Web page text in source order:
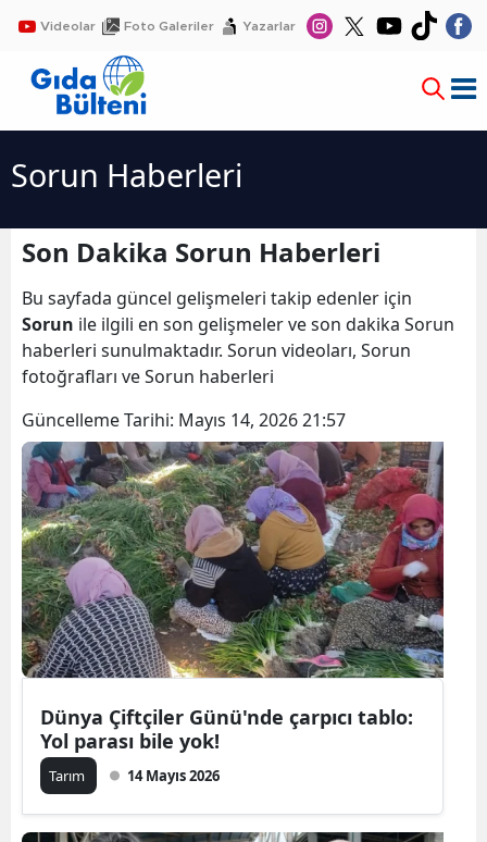
Videolar Foto Galeriler Yazarlar
Sorun Haberleri
Son Dakika Sorun Haberleri
Bu sayfada güncel gelişmeleri takip edenler için
Sorun ile ilgili en son gelişmeler ve son dakika Sorun
haberleri sunulmaktadır. Sorun videoları, Sorun
fotoğrafları ve Sorun haberleri
Güncelleme Tarihi: Mayıs 14, 2026 21:57
Dünya Çiftçiler Günü'nde çarpıcı tablo:
Yol parası bile yok!
Tarım 14 Mayıs 2026